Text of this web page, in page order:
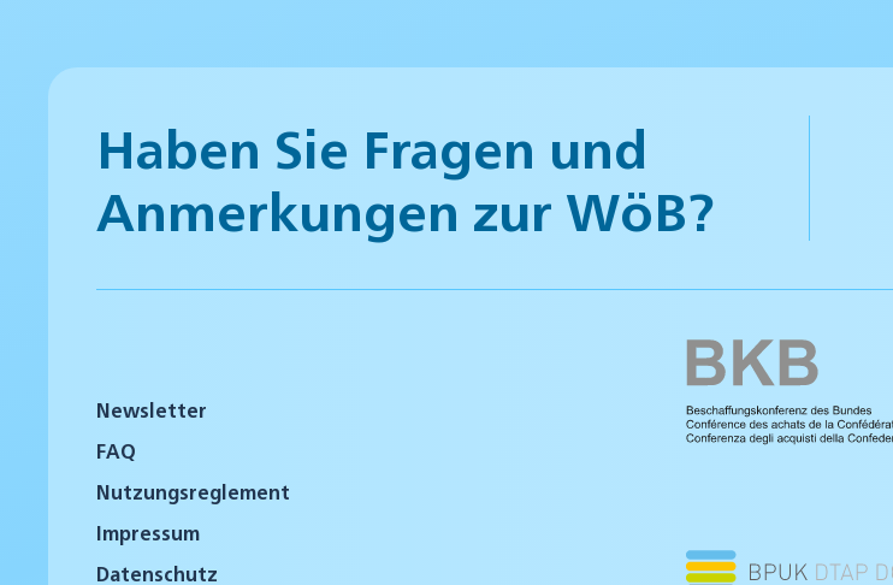
Haben Sie Fragen und
Anmerkungen zur WöB?
Newsletter
FAQ
Nutzungsreglement
Impressum
Datenschutz